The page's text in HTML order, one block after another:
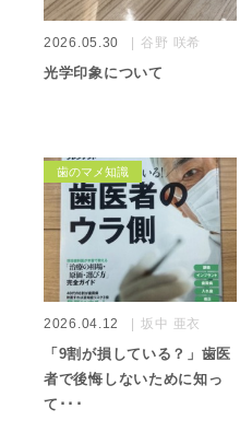
2026.05.30 谷野 咲希
光学印象について
歯のマメ知識
2026.04.12 坂中 亜衣
「9割が損している？」歯医
者で後悔しないために知っ
て･･･